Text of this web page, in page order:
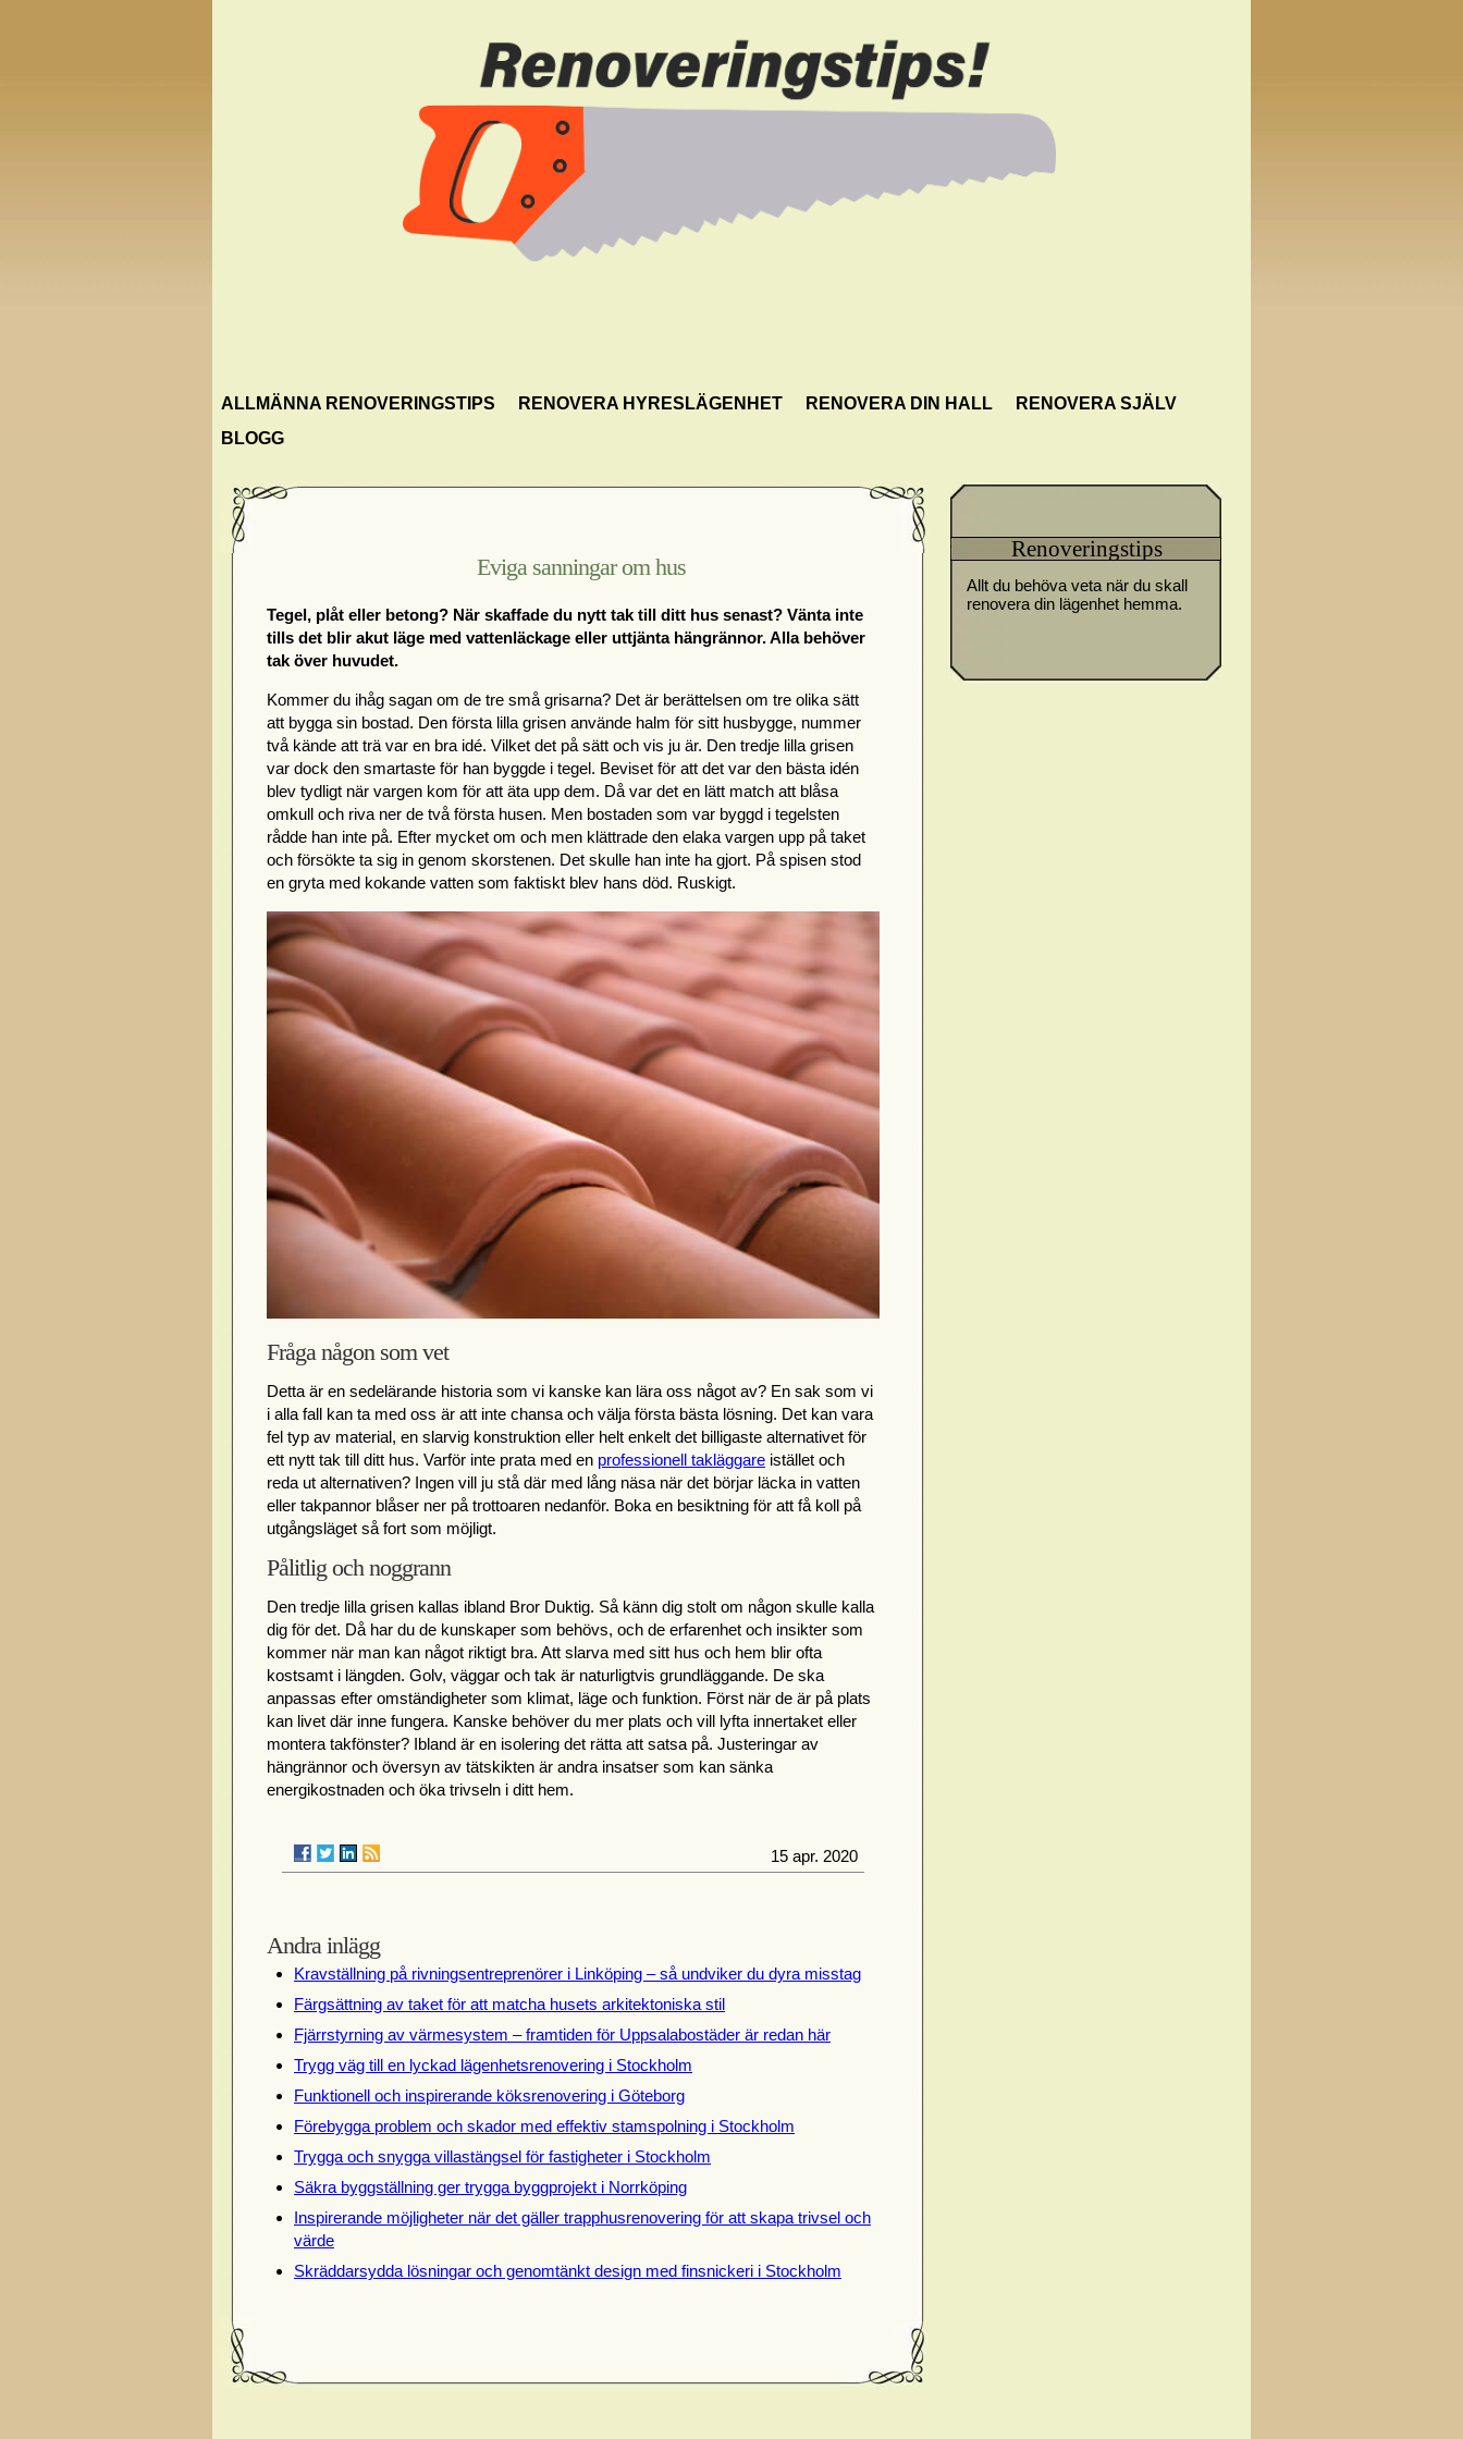
ALLMÄNNA RENOVERINGSTIPS RENOVERA HYRESLÄGENHET RENOVERA DIN HALL
RENOVERA SJÄLV
BLOGG
Eviga sanningar om hus
Tegel, plåt eller betong? När skaffade du nytt tak till ditt hus senast? Vänta inte
tills det blir akut läge med vattenläckage eller uttjänta hängrännor. Alla behöver
tak över huvudet.
Kommer du ihåg sagan om de tre små grisarna? Det är berättelsen om tre olika sätt
att bygga sin bostad. Den första lilla grisen använde halm för sitt husbygge, nummer
två kände att trä var en bra idé. Vilket det på sätt och vis ju är. Den tredje lilla grisen
var dock den smartaste för han byggde i tegel. Beviset för att det var den bästa idén
blev tydligt när vargen kom för att äta upp dem. Då var det en lätt match att blåsa
omkull och riva ner de två första husen. Men bostaden som var byggd i tegelsten
rådde han inte på. Efter mycket om och men klättrade den elaka vargen upp på taket
och försökte ta sig in genom skorstenen. Det skulle han inte ha gjort. På spisen stod
en gryta med kokande vatten som faktiskt blev hans död. Ruskigt.
Fråga någon som vet
Detta är en sedelärande historia som vi kanske kan lära oss något av? En sak som vi
i alla fall kan ta med oss är att inte chansa och välja första bästa lösning. Det kan vara
fel typ av material, en slarvig konstruktion eller helt enkelt det billigaste alternativet för
ett nytt tak till ditt hus. Varför inte prata med en professionell takläggare istället och
reda ut alternativen? Ingen vill ju stå där med lång näsa när det börjar läcka in vatten
eller takpannor blåser ner på trottoaren nedanför. Boka en besiktning för att få koll på
utgångsläget så fort som möjligt.
Pålitlig och noggrann
Den tredje lilla grisen kallas ibland Bror Duktig. Så känn dig stolt om någon skulle kalla
dig för det. Då har du de kunskaper som behövs, och de erfarenhet och insikter som
kommer när man kan något riktigt bra. Att slarva med sitt hus och hem blir ofta
kostsamt i längden. Golv, väggar och tak är naturligtvis grundläggande. De ska
anpassas efter omständigheter som klimat, läge och funktion. Först när de är på plats
kan livet där inne fungera. Kanske behöver du mer plats och vill lyfta innertaket eller
montera takfönster? Ibland är en isolering det rätta att satsa på. Justeringar av
hängrännor och översyn av tätskikten är andra insatser som kan sänka
energikostnaden och öka trivseln i ditt hem.
15 apr. 2020
Andra inlägg
Kravställning på rivningsentreprenörer i Linköping – så undviker du dyra misstag
Färgsättning av taket för att matcha husets arkitektoniska stil
Fjärrstyrning av värmesystem – framtiden för Uppsalabostäder är redan här
Trygg väg till en lyckad lägenhetsrenovering i Stockholm
Funktionell och inspirerande köksrenovering i Göteborg
Förebygga problem och skador med effektiv stamspolning i Stockholm
Trygga och snygga villastängsel för fastigheter i Stockholm
Säkra byggställning ger trygga byggprojekt i Norrköping
Inspirerande möjligheter när det gäller trapphusrenovering för att skapa trivsel och
värde
Skräddarsydda lösningar och genomtänkt design med finsnickeri i Stockholm
Renoveringstips
Allt du behöva veta när du skall
renovera din lägenhet hemma.